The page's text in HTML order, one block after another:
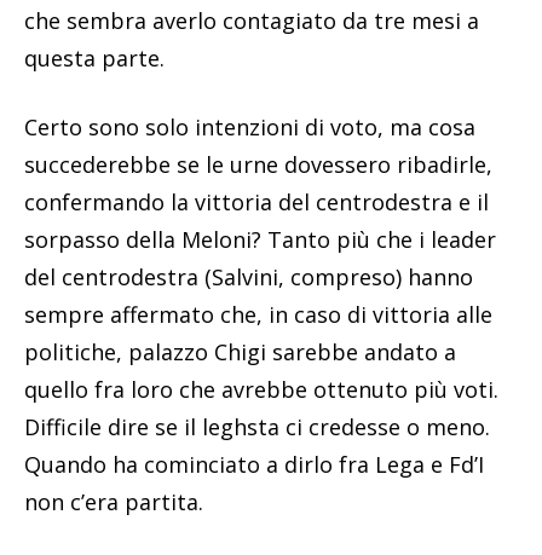
che sembra averlo contagiato da tre mesi a
questa parte.
Certo sono solo intenzioni di voto, ma cosa
succederebbe se le urne dovessero ribadirle,
confermando la vittoria del centrodestra e il
sorpasso della Meloni? Tanto più che i leader
del centrodestra (Salvini, compreso) hanno
sempre affermato che, in caso di vittoria alle
politiche, palazzo Chigi sarebbe andato a
quello fra loro che avrebbe ottenuto più voti.
Difficile dire se il leghsta ci credesse o meno.
Quando ha cominciato a dirlo fra Lega e Fd’I
non c’era partita.